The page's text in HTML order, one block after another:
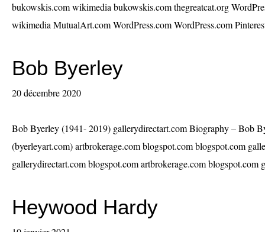
bukowskis.com wikimedia bukowskis.com thegreatcat.org
wikimedia MutualArt.com WordPress.com WordPress.com
Bob Byerley
20 décembre 2020
Bob Byerley (1941- 2019) gallerydirectart.com Biography – Bob
(byerleyart.com) artbrokerage.com blogspot.com blogspot.com
gallerydirectart.com blogspot.com artbrokerage.com blogspot.com
Heywood Hardy